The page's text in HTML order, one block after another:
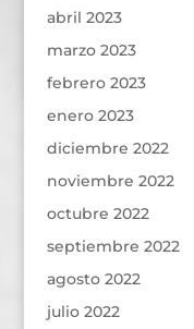
abril 2023
marzo 2023
febrero 2023
enero 2023
diciembre 2022
noviembre 2022
octubre 2022
septiembre 2022
agosto 2022
julio 2022